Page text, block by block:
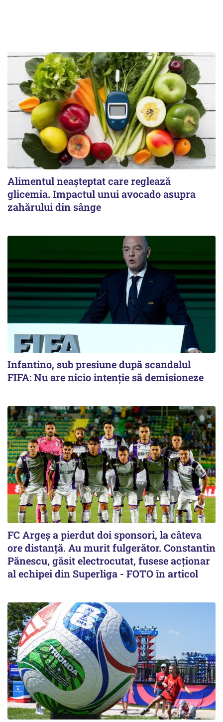
Alimentul neașteptat care reglează
glicemia. Impactul unui avocado asupra
zahărului din sânge
Infantino, sub presiune după scandalul
FIFA: Nu are nicio intenție să demisioneze
FC Argeș a pierdut doi sponsori, la câteva
ore distanță. Au murit fulgerător. Constantin
Pănescu, găsit electrocutat, fusese acționar
al echipei din Superliga - FOTO în articol